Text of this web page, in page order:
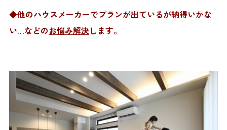
◆他のハウスメーカーでプランが出ているが納得いかな
い…などのお悩み解決 します。